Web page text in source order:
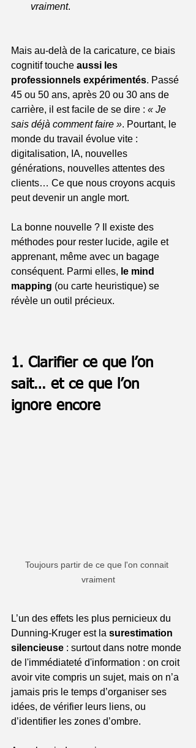
vraiment.
Mais au-delà de la caricature, ce biais
cognitif touche aussi les
professionnels expérimentés. Passé
45 ou 50 ans, après 20 ou 30 ans de
carrière, il est facile de se dire : « Je
sais déjà comment faire ». Pourtant, le
monde du travail évolue vite :
digitalisation, IA, nouvelles
générations, nouvelles attentes des
clients… Ce que nous croyons acquis
peut devenir un angle mort.
La bonne nouvelle ? Il existe des
méthodes pour rester lucide, agile et
apprenant, même avec un bagage
conséquent. Parmi elles, le mind
mapping (ou carte heuristique) se
révèle un outil précieux.
1. Clarifier ce que l’on
sait… et ce que l’on
ignore encore
Toujours partir de ce que l'on connait
vraiment
L’un des effets les plus pernicieux du
Dunning-Kruger est la surestimation
silencieuse : surtout dans notre monde
de l'immédiateté d'information : on croit
avoir vite compris un sujet, mais on n’a
jamais pris le temps d’organiser ses
idées, de vérifier leurs liens, ou
d’identifier les zones d’ombre.